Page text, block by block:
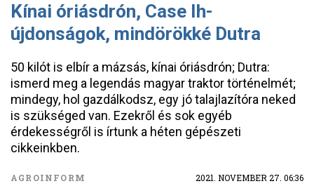
Kínai óriásdrón, Case Ih-
újdonságok, mindörökké Dutra
50 kilót is elbír a mázsás, kínai óriásdrón; Dutra:
ismerd meg a legendás magyar traktor történelmét;
mindegy, hol gazdálkodsz, egy jó talajlazítóra neked
is szükséged van. Ezekről és sok egyéb
érdekességről is írtunk a héten gépészeti
cikkeinkben.
AGROINFORM 2021. NOVEMBER 27. 06:36